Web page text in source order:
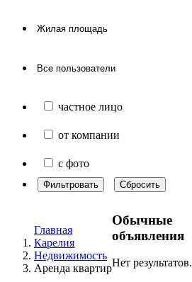
частное лицо
от компании
с фото
Фильтровать Сбросить
Главная
Карелия
Недвижимость
Аренда квартир
Обычные
объявления
Нет результатов.